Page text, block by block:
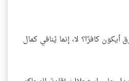
كافرًا؟ لا، إنما يُنافي كمال